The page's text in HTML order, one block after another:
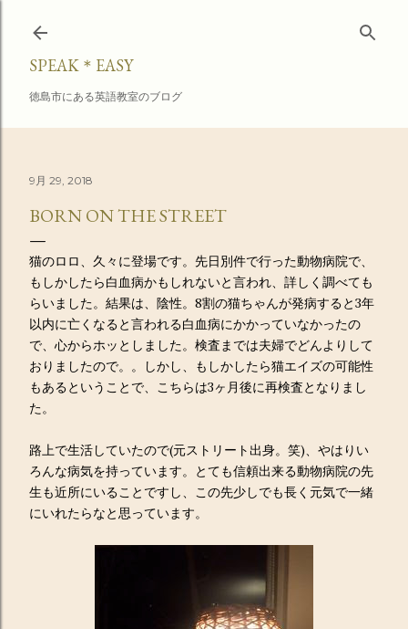
スキップしてメイン コンテンツに移動
SPEAK＊EASY
徳島市にある英語教室のブログ
9月 29, 2018
BORN ON THE STREET
猫のロロ、久々に登場です。先日別件で行った動物病院で、
もしかしたら白血病かもしれないと言われ、詳しく調べても
らいました。結果は、陰性。8割の猫ちゃんが発病すると3年
以内に亡くなると言われる白血病にかかっていなかったの
で、心からホッとしました。検査までは夫婦でどんよりして
おりましたので。。しかし、もしかしたら猫エイズの可能性
もあるということで、こちらは3ヶ月後に再検査となりまし
た。
路上で生活していたので(元ストリート出身。笑)、やはりい
ろんな病気を持っています。とても信頼出来る動物病院の先
生も近所にいることですし、この先少しでも長く元気で一緒
にいれたらなと思っています。